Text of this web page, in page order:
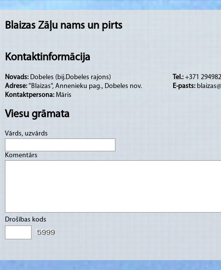
Blaizas Zāļu nams un pirts
Kontaktinformācija
Novads: Dobeles (bij.Dobeles rajons)
Adrese: "Blaizas", Annenieku pag., Dobeles nov.
Kontaktpersona: Māris
Tel.: +371
E-pasts:
Viesu grāmata
Vārds, uzvārds
Komentārs
Drošības kods